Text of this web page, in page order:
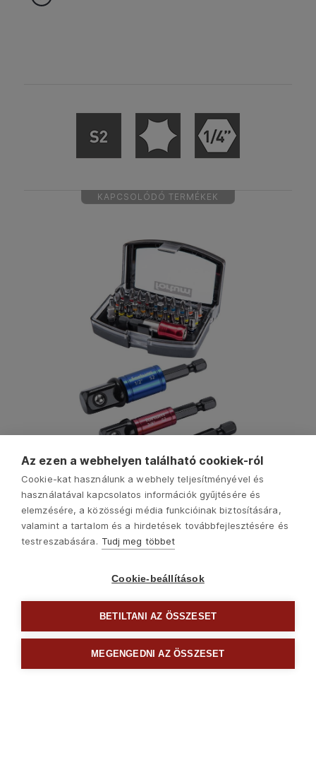
KAPCSOLÓDÓ TERMÉKEK
Következő
Az ezen a webhelyen található cookiek-ról
Cookie-kat használunk a webhely teljesítményével és
használatával kapcsolatos információk gyűjtésére és
elemzésére, a közösségi média funkcióinak biztosítására,
valamint a tartalom és a hirdetések továbbfejlesztésére és
testreszabására. Tudj meg többet
Cookie-beállítások
BETILTANI AZ ÖSSZESET
MEGENGEDNI AZ ÖSSZESET